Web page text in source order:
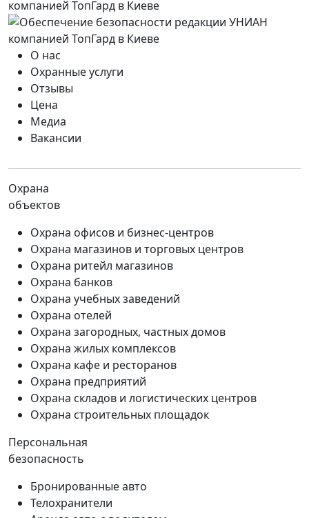
О нас
Охранные услуги
Отзывы
Цена
Медиа
Вакансии
Охрана
объектов
Охрана офисов и бизнес-центров
Охрана магазинов и торговых центров
Охрана ритейл магазинов
Охрана банков
Охрана учебных заведений
Охрана отелей
Охрана загородных, частных домов
Охрана жилых комплексов
Охрана кафе и ресторанов
Охрана предприятий
Охрана складов и логистических центров
Охрана строительных площадок
Персональная
безопасность
Бронированные авто
Телохранители